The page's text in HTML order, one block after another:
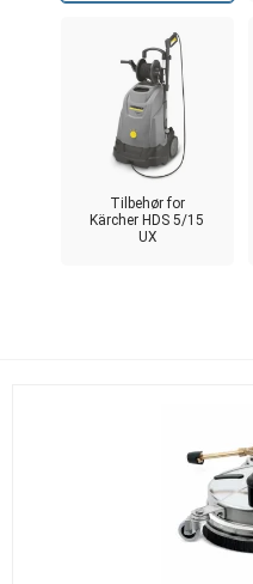
Tilbehør for
Kärcher HDS 5/15
UX